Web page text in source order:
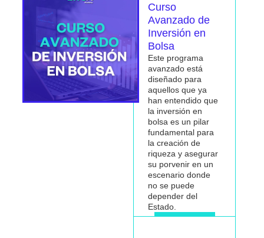
Curso
Avanzado de
Inversión en
Bolsa
Este programa
avanzado está
diseñado para
aquellos que ya
han entendido que
la inversión en
bolsa es un pilar
fundamental para
lacreación de
riqueza y asegurar
su porvenir en un
escenario donde
no se puede
depender del
Estado.